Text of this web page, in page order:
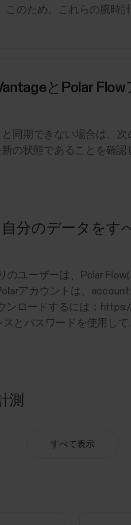
のため、これらの腕時
とPolar
同期できない場合は、
の状態であることを確認
分のデータをす
のユーザーは、Polar
アカウントは、
ンロードするには：
とパスワードを使用して
測
スの発生源は、仕事、家
すべて表示